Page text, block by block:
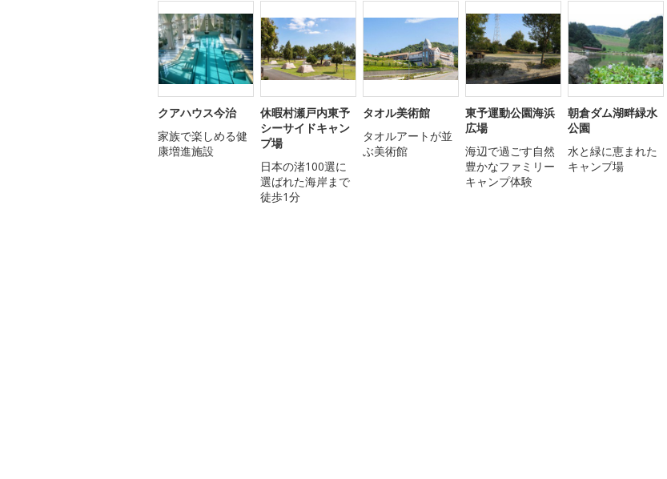
クアハウス今治
家族で楽しめる健
康増進施設
休暇村瀬戸内東予
シーサイドキャン
プ場
日本の渚100選に
選ばれた海岸まで
徒歩1分
タオル美術館
タオルアートが並
ぶ美術館
東予運動公園海浜
広場
海辺で過ごす自然
豊かなファミリー
キャンプ体験
朝倉ダム湖畔緑水
公園
水と緑に恵まれた
キャンプ場